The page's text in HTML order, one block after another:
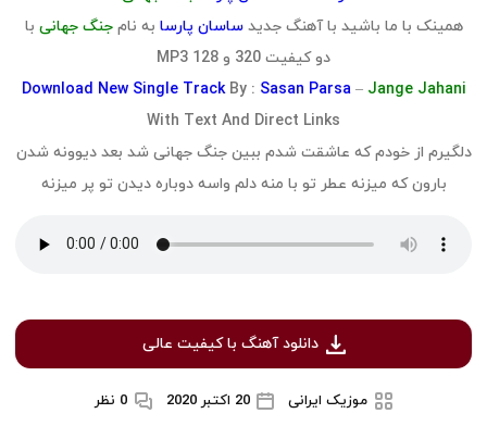
همینک با ما باشید با آهنگ جدیدساسان پارسا به نامجنگ جهانی با
دو کیفیت 320 و 128 MP3
Download New Single Track By : Sasan Parsa – Jange Jahani
With Text And Direct Links
دلگیرم از خودم که عاشقت شدم ببین جنگ جهانی شد بعد دیوونه شدن
بارون که میزنه عطر تو با منه دلم واسه دوباره دیدن تو پر میزنه
دانلود آهنگ با کیفیت عالی
موزیک ایرانی 20 اکتبر 2020 0 نظر